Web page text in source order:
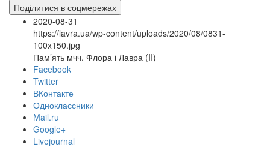
Поділитися в соцмережах
2020-08-31
https://lavra.ua/wp-content/uploads/2020/08/0831-
100x150.jpg
Пам’ять мчч. Флора і Лавра (II)
Facebook
Twitter
ВКонтакте
Одноклассники
Mail.ru
Google+
Livejournal